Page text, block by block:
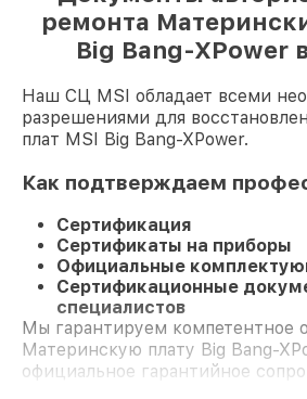
ремонта
Big Bang-XPower
Наш СЦ MSI обладает всеми
разрешениями для
плат MSI Big Bang-XPower.
Как подтверждаем
Сертификация
Сертификаты на приборы
Официальные
Сертификационные
специалистов
Мы гарантируем компетентное
Материнскую плату Big Bang-
официальное гарантийное